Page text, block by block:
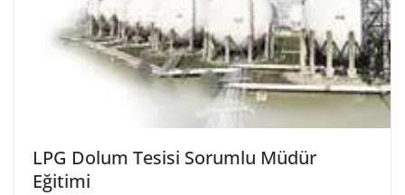
LPG Dolum Tesisi Sorumlu Müdür
Eğitimi